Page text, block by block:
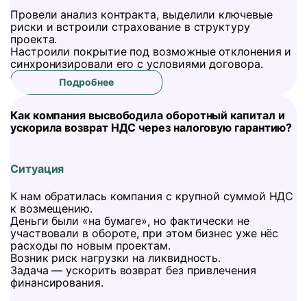
Провели анализ контракта, выделили ключевые
риски и встроили страхование в структуру
проекта.
Настроили покрытие под возможные отклонения и
синхронизировали его с условиями договора.
Подробнее
Как компания высвободила оборотный капитал и
ускорила возврат НДС через налоговую гарантию?
Ситуация
К нам обратилась компания с крупной суммой НДС
к возмещению.
Деньги были «на бумаге», но фактически не
участвовали в обороте, при этом бизнес уже нёс
расходы по новым проектам.
Возник риск нагрузки на ликвидность.
Задача — ускорить возврат без привлечения
финансирования.